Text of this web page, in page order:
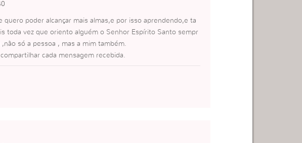
quero poder alcançar mais almas,e por isso aprendendo,e ta
toda vez que oriento alguém o Senhor Espírito Santo sempr
só a pessoa , mas a mim também.
cada mensagem recebida.